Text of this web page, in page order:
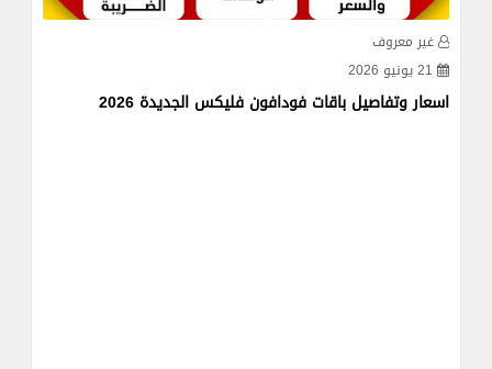
غير معروف
21 يونيو 2026
اسعار وتفاصيل باقات فودافون فليكس الجديدة 2026